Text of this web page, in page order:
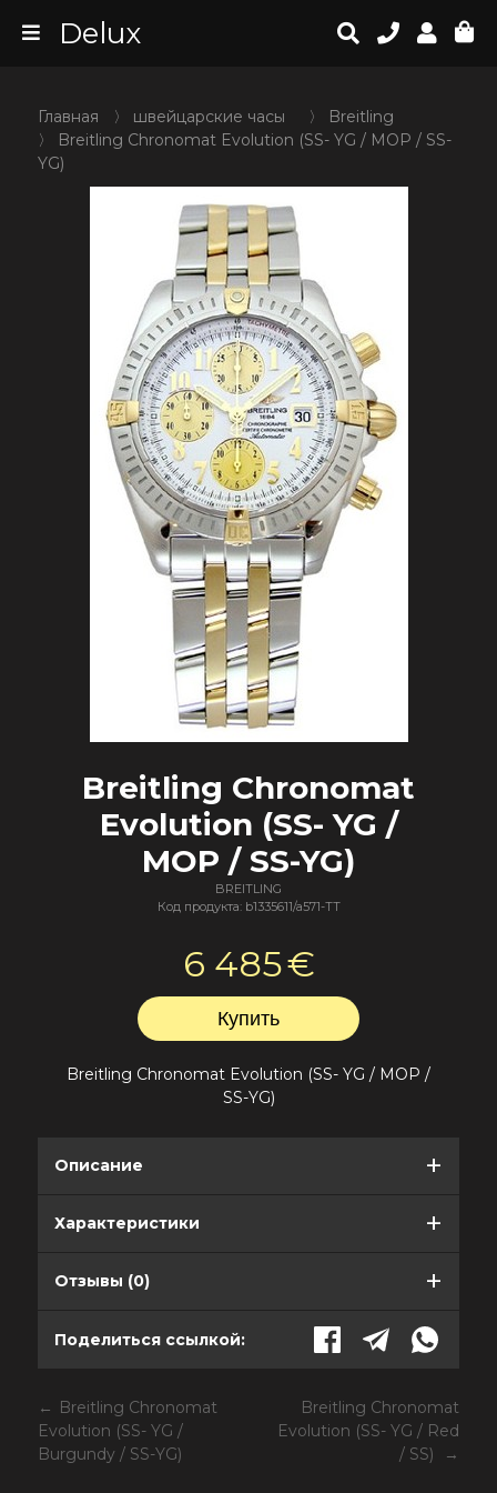
Delux
Главная 〉 швейцарские часы 〉
Breitling
〉
Breitling Chronomat Evolution (SS- YG / MOP / SS-
YG)
Breitling Chronomat
Evolution (SS- YG /
MOP / SS-YG)
BREITLING
Код продукта: b1335611/a571-TT
6 485€
Breitling Chronomat Evolution (SS- YG / MOP /
SS-YG)
Описание
Характеристики
Отзывы (0)
Поделиться ссылкой:
Breitling Chronomat
Evolution (SS- YG /
Burgundy / SS-YG)
Breitling Chronomat
Evolution (SS- YG / Red
/ SS)